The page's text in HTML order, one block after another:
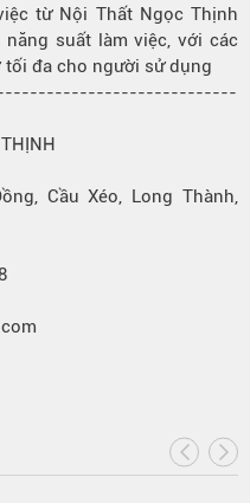
từ Nội Thất Ngọc Thịnh
suất làm việc, với các
tối đa cho người sử dụng
Cầu Xéo, Long Thành,